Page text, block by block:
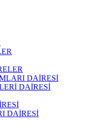
DAİRESİ
DAİRESİ
DAİRESİ